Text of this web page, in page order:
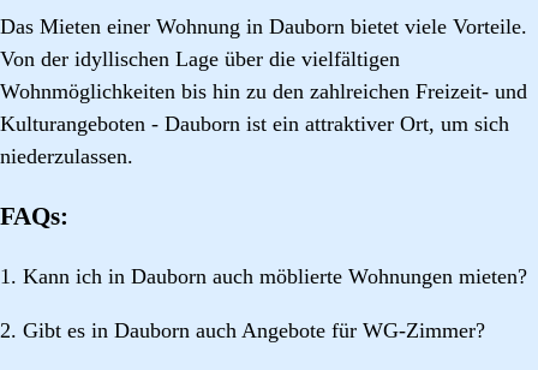
Das Mieten einer Wohnung in Dauborn bietet viele Vorteile.
Von der idyllischen Lage über die vielfältigen
Wohnmöglichkeiten bis hin zu den zahlreichen Freizeit- und
Kulturangeboten - Dauborn ist ein attraktiver Ort, um sich
niederzulassen.
FAQs:
1. Kann ich in Dauborn auch möblierte Wohnungen mieten?
2. Gibt es in Dauborn auch Angebote für WG-Zimmer?